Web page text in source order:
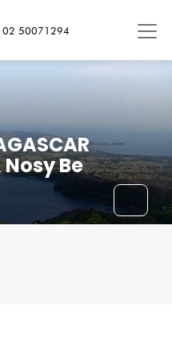
02 50071294
Be